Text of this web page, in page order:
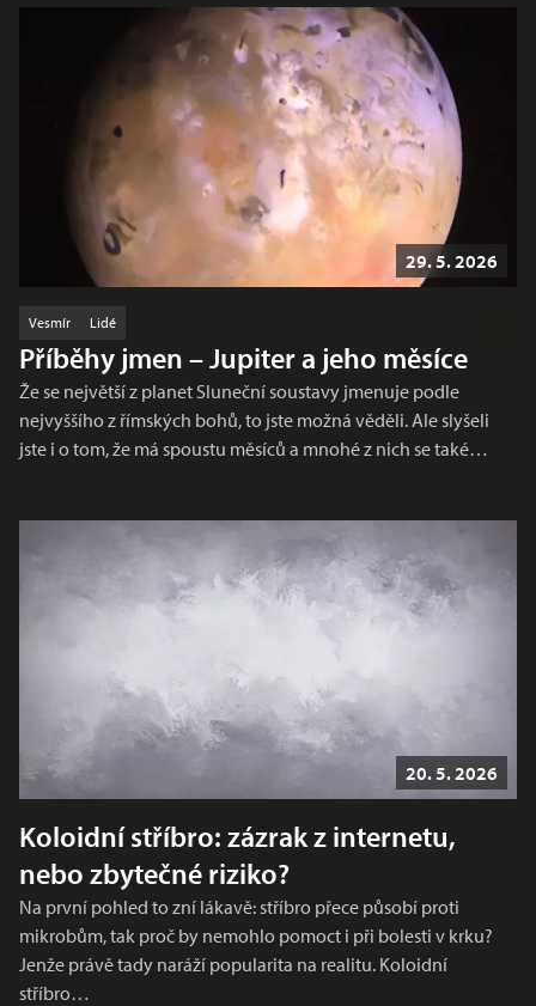
29. 5. 2026
Vesmír Lidé
Příběhy jmen – Jupiter a jeho měsíce
Že se největší z planet Sluneční soustavy jmenuje podle
nejvyššího z římských bohů, to jste možná věděli. Ale slyšeli
jste i o tom, že má spoustu měsíců a mnohé z nich se také…
20. 5. 2026
Koloidní stříbro: zázrak z internetu,
nebo zbytečné riziko?
Na první pohled to zní lákavě: stříbro přece působí proti
mikrobům, tak proč by nemohlo pomoct i při bolesti v krku?
Jenže právě tady naráží popularita na realitu. Koloidní
stříbro…